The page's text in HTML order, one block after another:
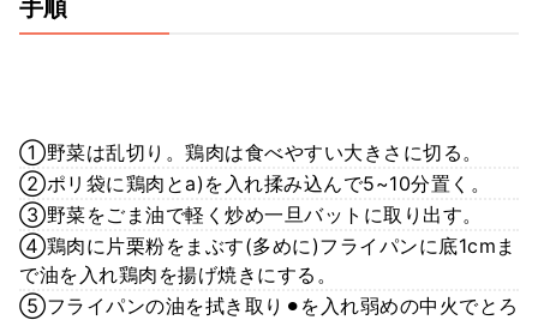
手順
①野菜は乱切り。鶏肉は食べやすい大きさに切る。
②ポリ袋に鶏肉とa)を入れ揉み込んで5~10分置く。
③野菜をごま油で軽く炒め一旦バットに取り出す。
④鶏肉に片栗粉をまぶす(多めに)フライパンに底1cmま
で油を入れ鶏肉を揚げ焼きにする。
⑤フライパンの油を拭き取り⚫︎を入れ弱めの中火でとろ